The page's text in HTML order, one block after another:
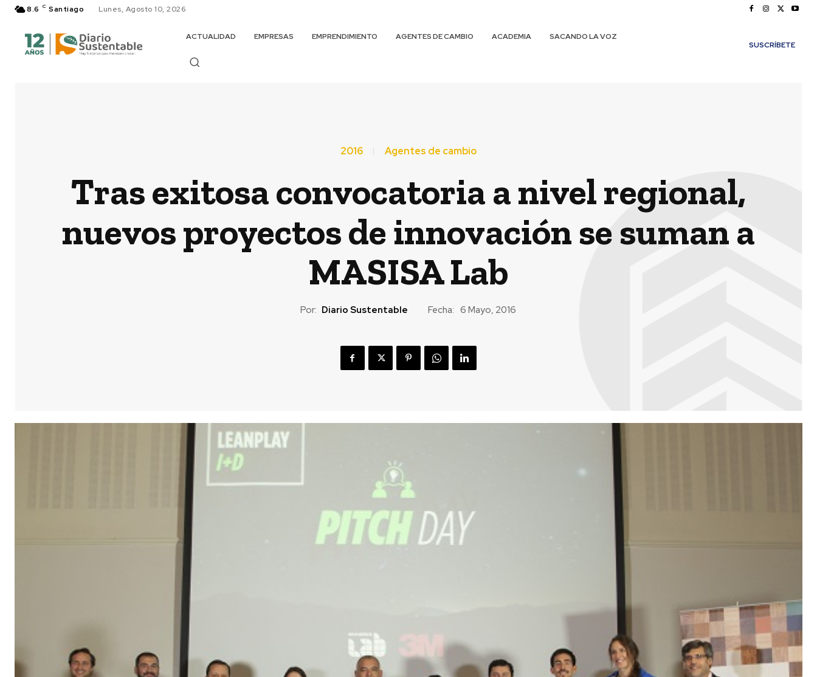
8.6 C Santiago Lunes, Agosto 10, 2026
ACTUALIDAD EMPRESAS EMPRENDIMIENTO AGENTES DE CAMBIO ACADEMIA
SACANDO LA VOZ
SUSCRÍBETE
2016 Agentes de cambio
Tras exitosa convocatoria a nivel regional,
nuevos proyectos de innovación se suman a
MASISA Lab
Por: Diario Sustentable Fecha: 6 Mayo, 2016